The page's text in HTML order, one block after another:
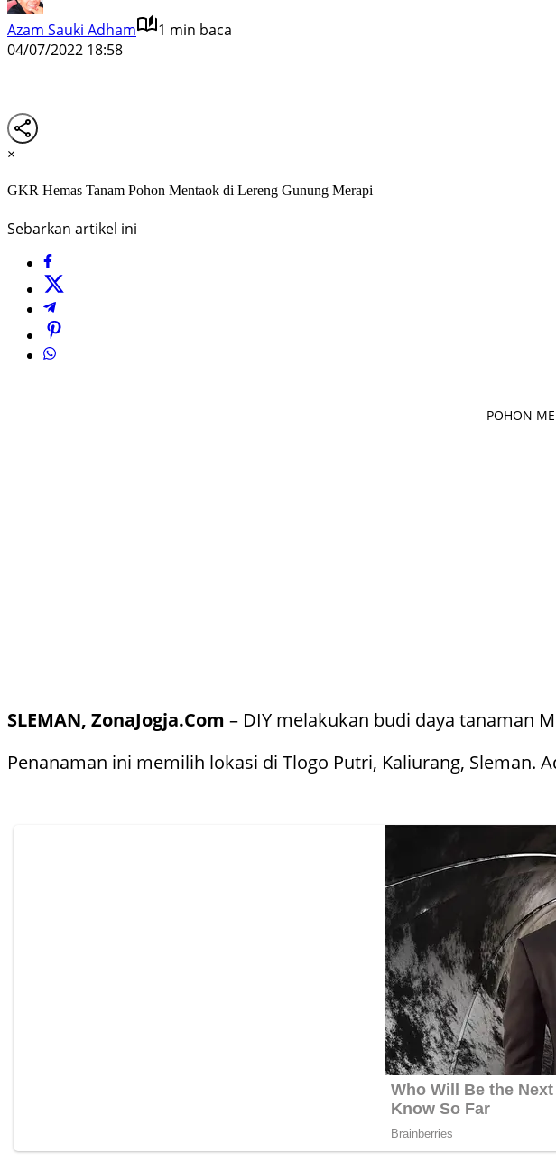
Azam Sauki Adham
1 min baca
04/07/2022 18:58
×
GKR Hemas Tanam Pohon Mentaok di Lereng Gunung Merapi
Sebarkan artikel ini
POHON
SLEMAN, ZonaJogja.Com – DIY melakukan budi daya tanaman
Penanaman ini memilih lokasi di Tlogo Putri, Kaliurang, Sleman.